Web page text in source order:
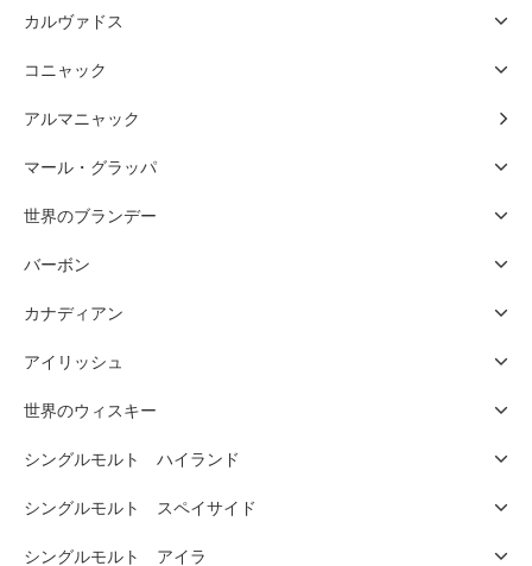
カルヴァドス
コニャック
アルマニャック
マール・グラッパ
世界のブランデー
バーボン
カナディアン
アイリッシュ
世界のウィスキー
シングルモルト ハイランド
シングルモルト スペイサイド
シングルモルト アイラ